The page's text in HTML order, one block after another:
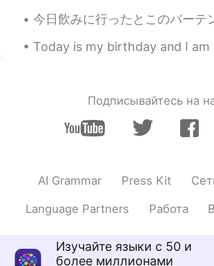
今日飲みに行ったとこのバーテンダーはフランス人だった。あの人の英語はうまくなかったけどベイシックな会話できてた。いろいろを話してて、かれも昔4年間
Today is my birthday and I am trying to be as unproductive as possible at work 🤣🤣🤣
Подписывайтесь на
AI Grammar Press Kit
Language Partners Работа
Изучайте языки с 50 и
более миллионами